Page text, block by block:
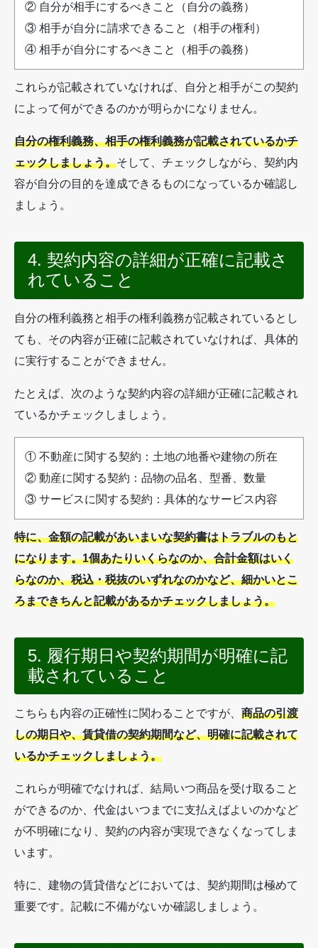
② 自分が相手にするべきこと（自分の義務）
③ 相手が自分に請求できること（相手の権利）
④ 相手が自分にするべきこと（相手の義務）
これらが記載されていなければ、自分と相手がこの契約
によって何ができるのかが明らかになりません。
自分の権利義務、相手の権利義務が記載されているかチ
ェックしましょう。そして、チェックしながら、契約内
容が自分の目的を達成できるものになっているか確認し
ましょう。
4. 契約内容の詳細が正確に記載さ
れていること
自分の権利義務と相手の権利義務が記載されているとし
ても、その内容が正確に記載されていなければ、具体的
に実行することができません。
たとえば、次のような契約内容の詳細が正確に記載され
ているかチェックしましょう。
① 不動産に関する契約：土地の地番や建物の所在
② 動産に関する契約：品物の品名、型番、数量
③ サービスに関する契約：具体的なサービス内容
特に、金額の記載があいまいな契約書はトラブルのもと
になります。1個あたりいくらなのか、合計金額はいく
らなのか、税込・税抜のいずれなのかなど、細かいとこ
ろまできちんと記載があるかチェックしましょう。
5. 履行期日や契約期間が明確に記
載されていること
こちらも内容の正確性に関わることですが、 商品の引渡
しの期日や、賃貸借の契約期間など、明確に記載されて
いるかチェックしましょう。
これらが明確でなければ、結局いつ商品を受け取ること
ができるのか、代金はいつまでに支払えばよいのかなど
が不明確になり、契約の内容が実現できなくなってしま
います。
特に、建物の賃貸借などにおいては、契約期間は極めて
重要です。記載に不備がないか確認しましょう。